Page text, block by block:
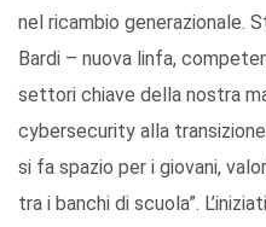
nel ricambio generazionale.
Bardi – nuova linfa,
settori chiave della nostra
cybersecurity alla
si fa spazio per i giovani,
tra i banchi di scuola”.